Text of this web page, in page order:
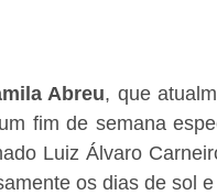
Abreu, que
fim de semana
Luiz Álvaro
os dias de sol